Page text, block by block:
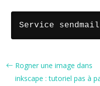
Service
Rogner une image dans
inkscape : tutoriel pas à